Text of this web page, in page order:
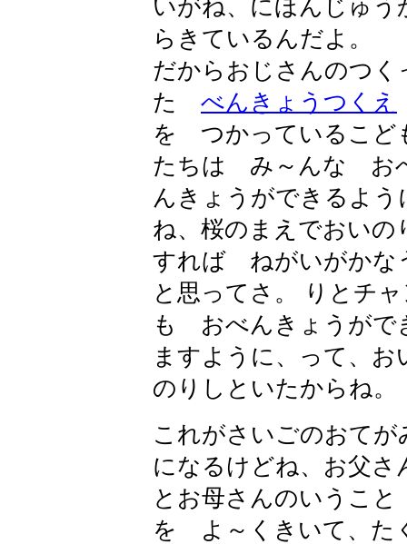
いがね、にほんじゅう
らきているんだよ。
だからおじさんのつく
た べんきょうつくえ
を つかっているこど
たちは み～んな お
んきょうができるよう
ね、桜のまえでおいの
すれば ねがいがかな
と思ってさ。 りとチ
も おべんきょうがで
ますように、って、お
のりしといたからね。
これがさいごのおてが
になるけどね、お父さ
とお母さんのいうこと
を よ～くきいて、た